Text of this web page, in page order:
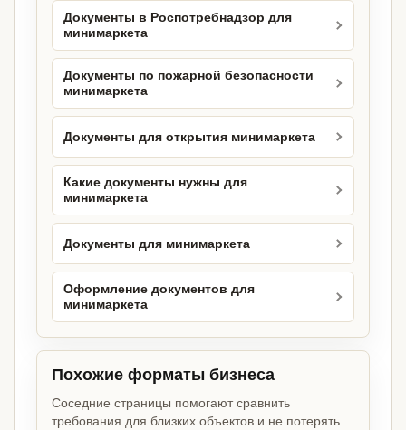
Документы в Роспотребнадзор для
минимаркета
Документы по пожарной безопасности
минимаркета
Документы для открытия минимаркета
Какие документы нужны для
минимаркета
Документы для минимаркета
Оформление документов для
минимаркета
Похожие форматы бизнеса
Соседние страницы помогают сравнить
требования для близких объектов и не потерять